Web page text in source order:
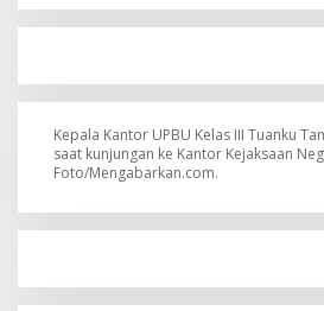
Kepala Kantor UPBU Kelas III Tuanku
saat kunjungan ke Kantor Kejaksaan
Foto/Mengabarkan.com.